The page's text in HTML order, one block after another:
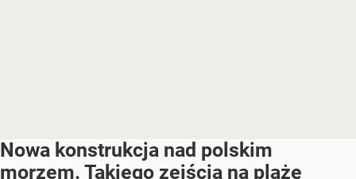
Nowa konstrukcja nad polskim
morzem. Takiego zejścia na plażę